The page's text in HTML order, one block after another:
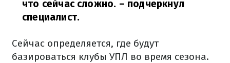
что сейчас сложно. – подчеркнул
специалист.
Сейчас определяется, где будут
базироваться клубы УПЛ во время сезона.